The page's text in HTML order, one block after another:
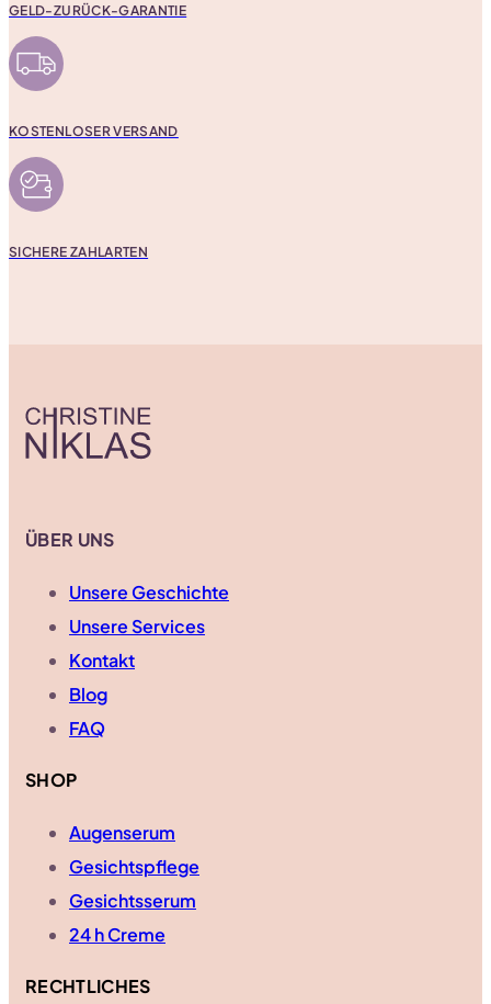
GELD-ZURÜCK-GARANTIE
KOSTENLOSER VERSAND
SICHERE ZAHLARTEN
ÜBER UNS
Unsere Geschichte
Unsere Services
Kontakt
Blog
FAQ
SHOP
Augenserum
Gesichtspflege
Gesichtsserum
24 h Creme
RECHTLICHES